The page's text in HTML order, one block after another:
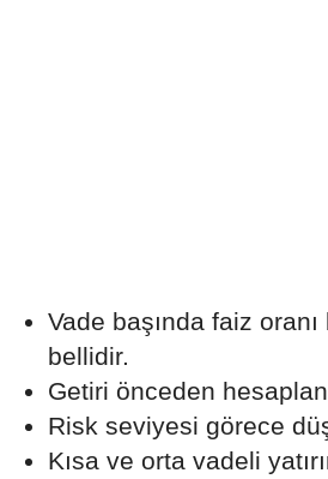
Vade başında faiz
bellidir.
Getiri önceden
Risk seviyesi görece
Kısa ve orta vadeli